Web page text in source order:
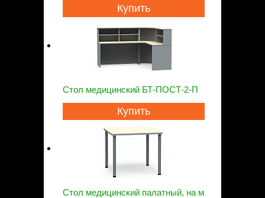
Купить
Стол медицинский БТ-ПОСТ-2-П
Купить
Стол медицинский палатный, на м